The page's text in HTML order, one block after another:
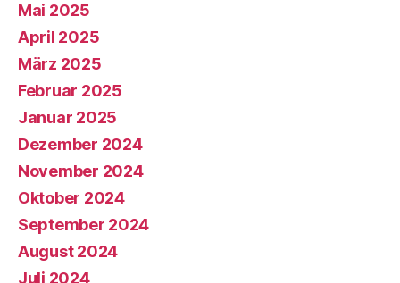
Mai 2025
April 2025
März 2025
Februar 2025
Januar 2025
Dezember 2024
November 2024
Oktober 2024
September 2024
August 2024
Juli 2024